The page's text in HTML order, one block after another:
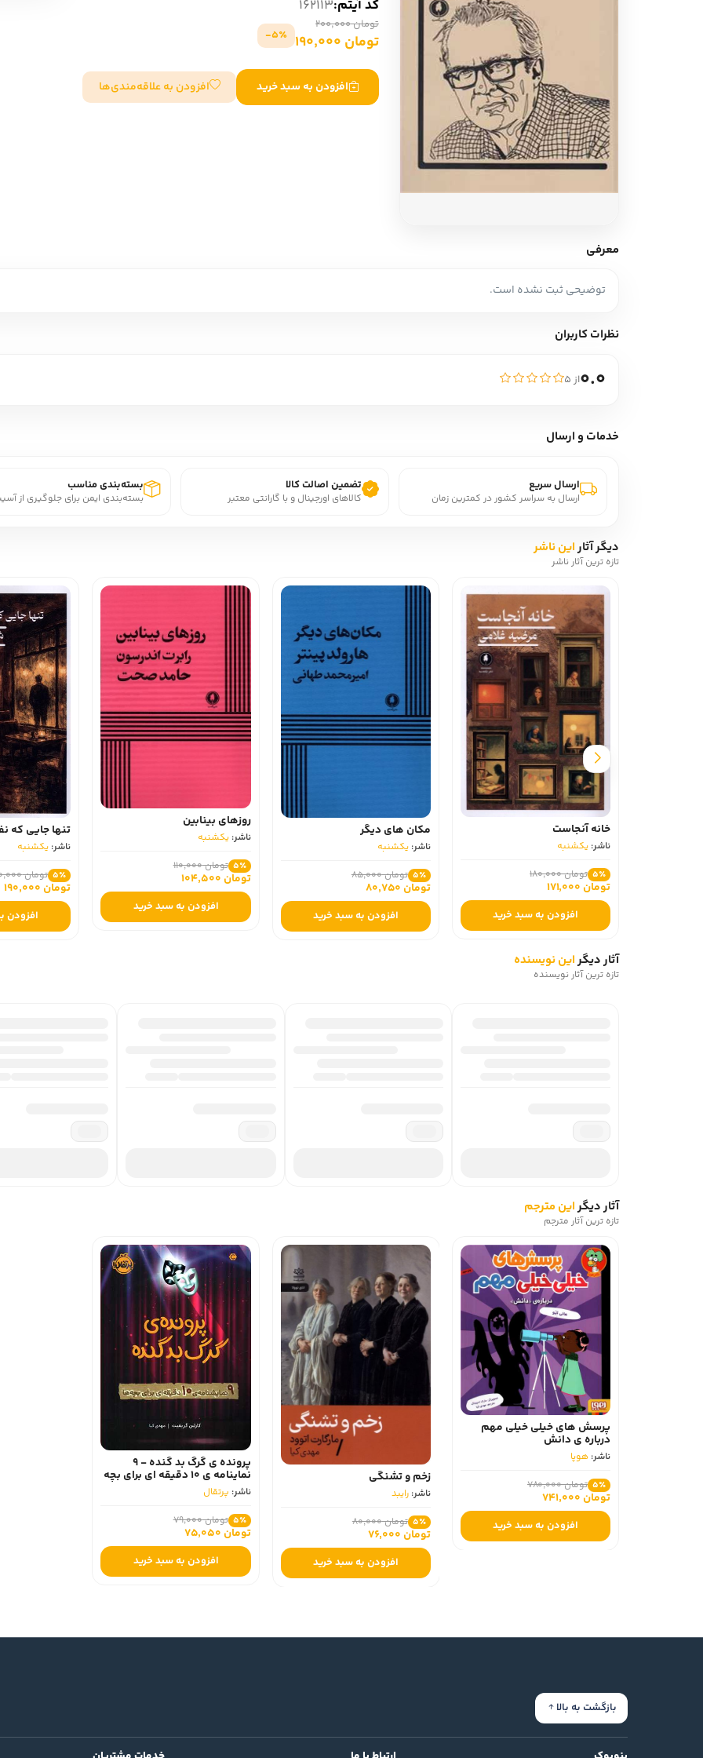
ادبیات آلمان
ادبیات ترکیه
ادبیات آسیا
سایر کشورهای اروپا
ادبیات
زبان شناسی
سایر کشورهای اروپا
داستان کوتاه
کد آیتم:162113
تومان 200,000
تومان 190,000 5٪-
افزودن به سبد خرید افزودن به علاقه‌مندی‌ها
معرفی
توضیحی ثبت نشده است.
نظرات کاربران
0.0از ۵
خدمات و ارسال
ارسال سریع
ارسال به سراسر کشور در کمترین زمان
تضمین اصالت کالا
کالاهای اورجینال و با گارانتی معتبر
بسته‌بندی مناسب
بسته‌بندی ایمن برای جلوگیری از
دیگر آثاراین ناشر
تازه ترین آثار ناشر
خانه آنجاست
ناشر: یکشنبه
5٪ تومان 180,000
تومان 171,000
افزودن به سبد خرید
مکان‌ های دیگر
ناشر: یکشنبه
5٪ تومان 85,000
تومان 80,750
افزودن به سبد خرید
روزهای بینابین
ناشر: یکشنبه
5٪ تومان 110,000
تومان 104,500
افزودن به سبد خرید
تنها جایی
ناشر: یکشنبه
5٪ تومان 200,000
تومان 190,000
افزودن
آثار دیگراین نویسنده
تازه ترین آثار نویسنده
آثار دیگراین مترجم
تازه ترین آثار مترجم
پرسش های خیلی خیلی مهم
درباره ی دانش
ناشر: هوپا
5٪ تومان 780,000
تومان 741,000
افزودن به سبد خرید
زخم و تشنگی
ناشر: رایبد
5٪ تومان 80,000
تومان 76,000
افزودن به سبد خرید
پرونده ی گرگ بد گنده - 9
نماینامه ی 10 دقیقه ای برای بچه
ها
ناشر: پرتقال
5٪ تومان 79,000
تومان 75,050
افزودن به سبد خرید
بازگشت به بالا